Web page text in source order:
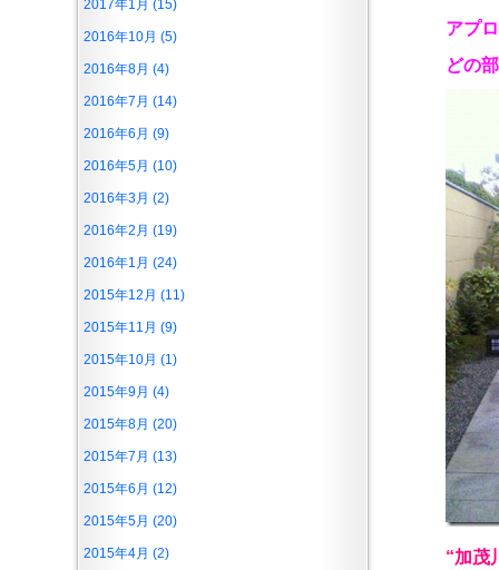
アプ
どの
“加茂
2017年1月 (15)
2016年10月 (5)
2016年8月 (4)
2016年7月 (14)
2016年6月 (9)
2016年5月 (10)
2016年3月 (2)
2016年2月 (19)
2016年1月 (24)
2015年12月 (11)
2015年11月 (9)
2015年10月 (1)
2015年9月 (4)
2015年8月 (20)
2015年7月 (13)
2015年6月 (12)
2015年5月 (20)
2015年4月 (2)